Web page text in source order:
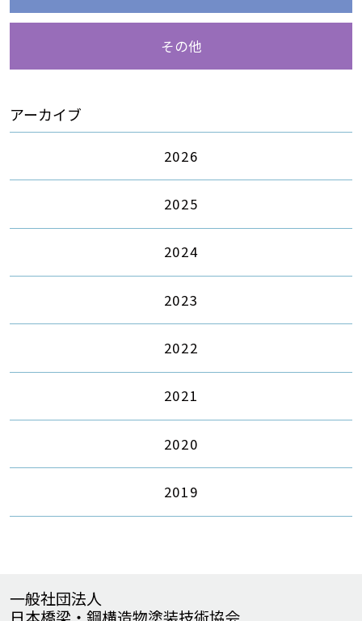
その他
アーカイブ
2026
2025
2024
2023
2022
2021
2020
2019
一般社団法人
日本橋梁・鋼構造物塗装技術協会